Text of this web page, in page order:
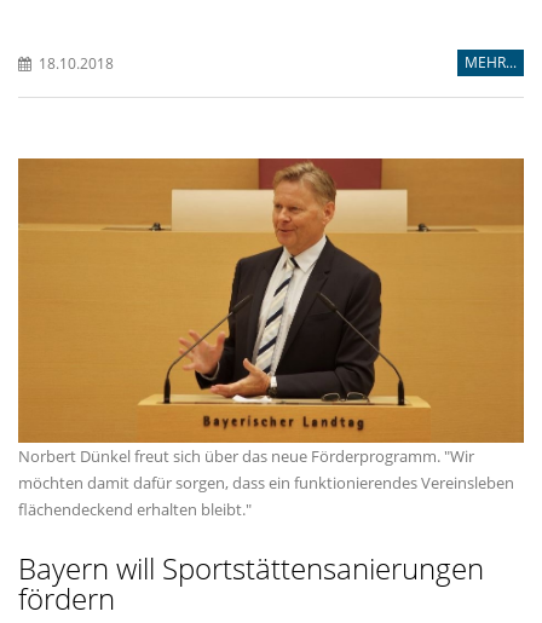
18.10.2018 MEHR...
Norbert Dünkel freut sich über das neue Förderprogramm. "Wir
möchten damit dafür sorgen, dass ein funktionierendes Vereinsleben
flächendeckend erhalten bleibt."
Bayern will Sportstättensanierungen
fördern